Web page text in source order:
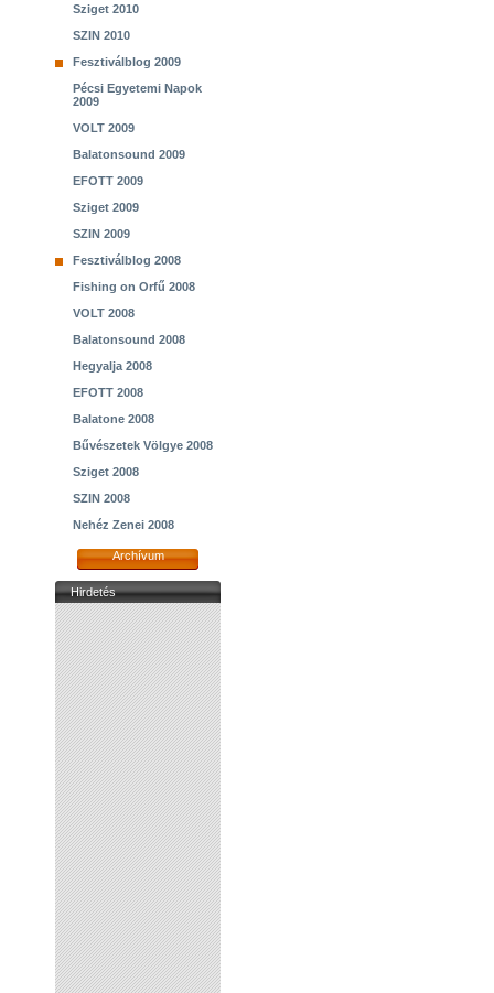
Sziget 2010
SZIN 2010
Fesztiválblog 2009
Pécsi Egyetemi Napok
2009
VOLT 2009
Balatonsound 2009
EFOTT 2009
Sziget 2009
SZIN 2009
Fesztiválblog 2008
Fishing on Orfű 2008
VOLT 2008
Balatonsound 2008
Hegyalja 2008
EFOTT 2008
Balatone 2008
Bűvészetek Völgye 2008
Sziget 2008
SZIN 2008
Nehéz Zenei 2008
Archívum
Hirdetés